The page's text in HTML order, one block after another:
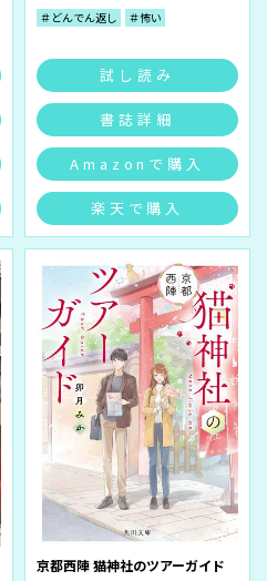
＃どんでん返し
＃怖い
試し読み
書誌詳細
Amazonで購入
楽天で購入
京都西陣 猫神社のツアーガイド